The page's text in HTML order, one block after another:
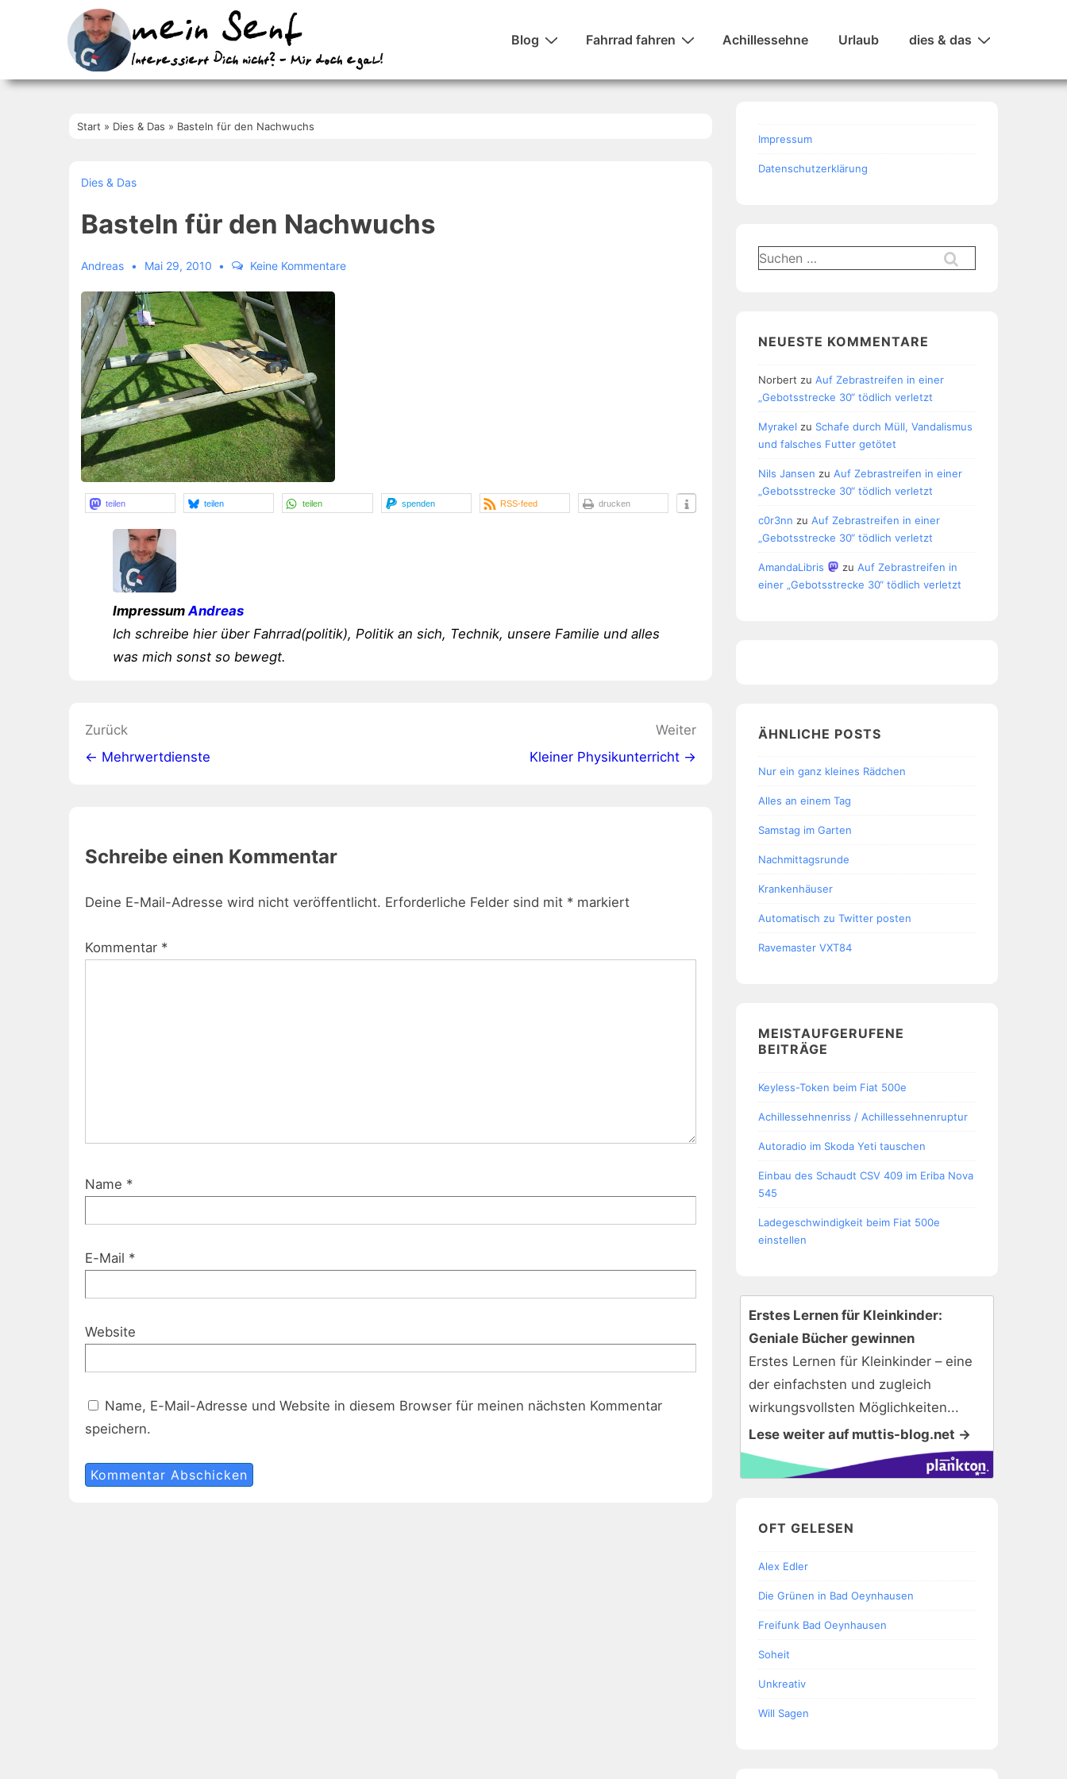
Hauptnavigation
Blog Fahrrad fahren Achillessehne Urlaub dies & das
Start » Dies & Das » Basteln für den Nachwuchs
Dies & Das
Basteln für den Nachwuchs
Andreas Mai 29, 2010 Keine Kommentare
teilen teilen teilen spenden RSS-feed drucken
ImpressumAndreas
Ich schreibe hier über Fahrrad(politik), Politik an sich, Technik, unsere Familie und alles
was mich sonst so bewegt.
Beitragsnavigation
Zurück
← Mehrwertdienste
Weiter
Kleiner Physikunterricht →
Schreibe einen Kommentar
Deine E-Mail-Adresse wird nicht veröffentlicht. Erforderliche Felder sind mit * markiert
Kommentar *
Name *
E-Mail *
Website
Name, E-Mail-Adresse und Website in diesem Browser für meinen nächsten Kommentar
speichern.
Impressum
Datenschutzerklärung
Suchen
nach:
NEUESTE KOMMENTARE
Norbert zu Auf Zebrastreifen in einer
„Gebotsstrecke 30“ tödlich verletzt
Myrakel zu Schafe durch Müll, Vandalismus
und falsches Futter getötet
Nils Jansen zu Auf Zebrastreifen in einer
„Gebotsstrecke 30“ tödlich verletzt
c0r3nn zu Auf Zebrastreifen in einer
„Gebotsstrecke 30“ tödlich verletzt
AmandaLibris zu Auf Zebrastreifen in
einer „Gebotsstrecke 30“ tödlich verletzt
ÄHNLICHE POSTS
Nur ein ganz kleines Rädchen
Alles an einem Tag
Samstag im Garten
Nachmittagsrunde
Krankenhäuser
Automatisch zu Twitter posten
Ravemaster VXT84
MEISTAUFGERUFENE
BEITRÄGE
Keyless-Token beim Fiat 500e
Achillessehnenriss / Achillessehnenruptur
Autoradio im Skoda Yeti tauschen
Einbau des Schaudt CSV 409 im Eriba Nova
545
Ladegeschwindigkeit beim Fiat 500e
einstellen
Erstes Lernen für Kleinkinder:
Geniale Bücher gewinnen
Erstes Lernen für Kleinkinder – eine
der einfachsten und zugleich
wirkungsvollsten Möglichkeiten...
Lese weiter auf muttis-blog.net →
OFT GELESEN
Alex Edler
Die Grünen in Bad Oeynhausen
Freifunk Bad Oeynhausen
Soheit
Unkreativ
Will Sagen